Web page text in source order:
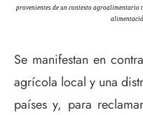
provenientes de un contexto agroalimentario
Se manifestan en
agrícola local y una
países y, para